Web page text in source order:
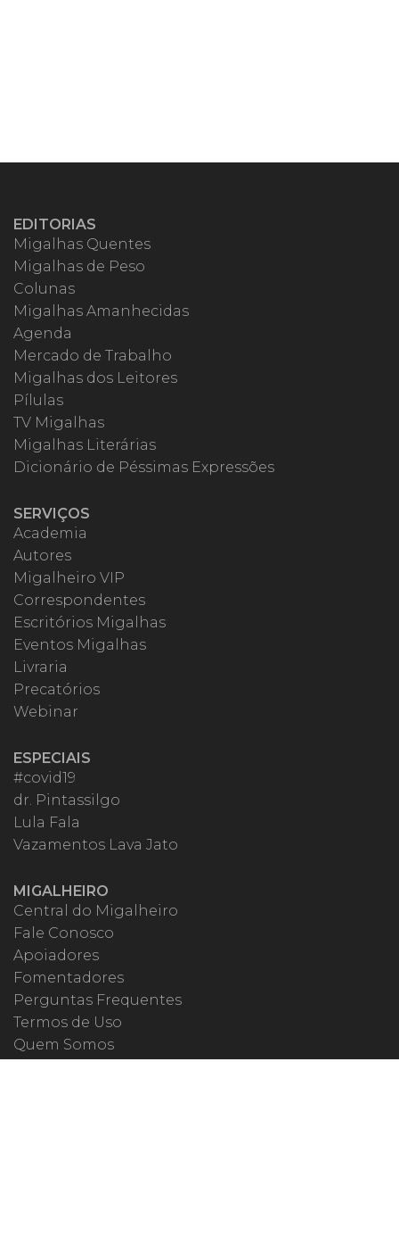
EDITORIAS
Migalhas Quentes
Migalhas de Peso
Colunas
Migalhas Amanhecidas
Agenda
Mercado de Trabalho
Migalhas dos Leitores
Pílulas
TV Migalhas
Migalhas Literárias
Dicionário de Péssimas Expressões
SERVIÇOS
Academia
Autores
Migalheiro VIP
Correspondentes
Escritórios Migalhas
Eventos Migalhas
Livraria
Precatórios
Webinar
ESPECIAIS
#covid19
dr. Pintassilgo
Lula Fala
Vazamentos Lava Jato
MIGALHEIRO
Central do Migalheiro
Fale Conosco
Apoiadores
Fomentadores
Perguntas Frequentes
Termos de Uso
Quem Somos